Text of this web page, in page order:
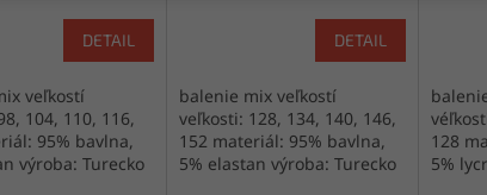
DETAIL
veľkostí
104, 110, 116,
95% bavlna,
výroba: Turecko
DETAIL
balenie mix veľkostí
veľkosti: 128, 134, 140, 146,
152 materiál: 95% bavlna,
5% elastan výroba: Turecko
128
5%